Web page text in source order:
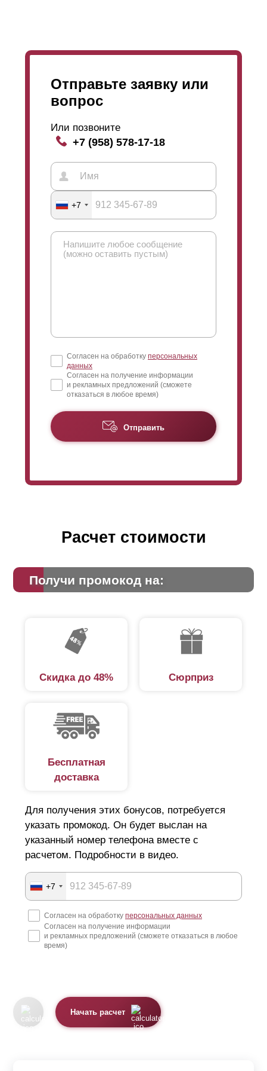
Отправьте заявку или
вопрос
Или позвоните
+7 (958) 578-17-18
+7
Согласен на обработку персональных
данных
Согласен на получение информации
и рекламных предложений (сможете
отказаться в любое время)
Отправить
Расчет стоимости
Получи промокод на:
Скидка до 48% Сюрприз
Бесплатная
доставка
Для получения этих бонусов, потребуется
указать промокод. Он будет выслан на
указанный номер телефона вместе с
расчетом. Подробности в видео.
+7
Согласен на обработку персональных данных
Согласен на получение информации
и рекламных предложений (сможете отказаться в любое
время)
Начать расчет